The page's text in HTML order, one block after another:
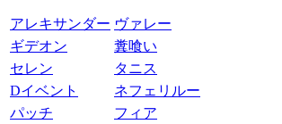
アレキサンダー ヴァレー
ギデオン
糞喰い
セレン
タニス
Dイベント
ネフェリルー
パッチ
フィア